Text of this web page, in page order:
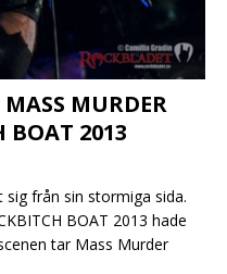
MURDER
BOAT 2013
från sin stormiga sida.
BOAT 2013 hade
tar Mass Murder